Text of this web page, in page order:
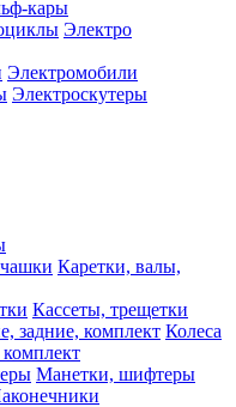
кары
Электро
Электромобили
Электроскутеры
Каретки, валы,
Кассеты, трещетки
Колеса
Манетки, шифтеры